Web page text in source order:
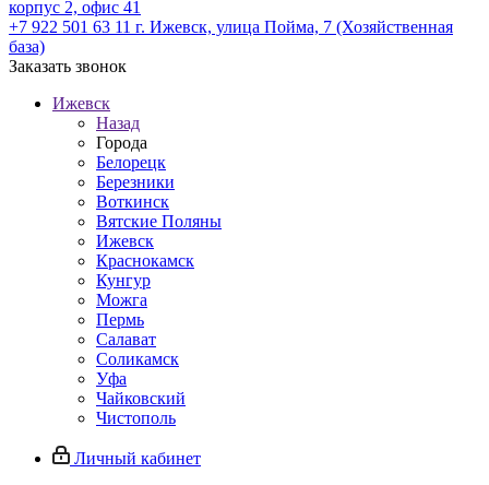
корпус 2, офис 41
+7 922 501 63 11 г. Ижевск, улица Пойма, 7 (Хозяйственная
база)
Заказать звонок
Ижевск
Назад
Города
Белорецк
Березники
Воткинск
Вятские Поляны
Ижевск
Краснокамск
Кунгур
Можга
Пермь
Салават
Соликамск
Уфа
Чайковский
Чистополь
Личный кабинет